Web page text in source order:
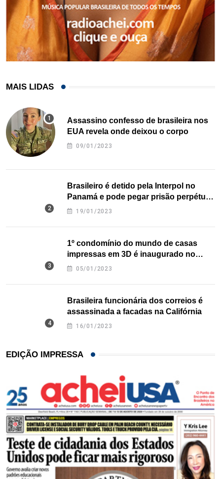
MAIS LIDAS
Assassino confesso de brasileira nos
EUA revela onde deixou o corpo
09/01/2023
Brasileiro é detido pela Interpol no
Panamá e pode pegar prisão perpétua
nos EUA
19/01/2023
1º condomínio do mundo de casas
impressas em 3D é inaugurado no
Texas
05/01/2023
Brasileira funcionária dos correios é
assassinada a facadas na Califórnia
16/01/2023
EDIÇÃO IMPRESSA